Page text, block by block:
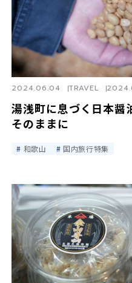
湯浅町に息づく日本
そのままに
2024.06.04 TRAVEL
和歌山 国内旅行特集